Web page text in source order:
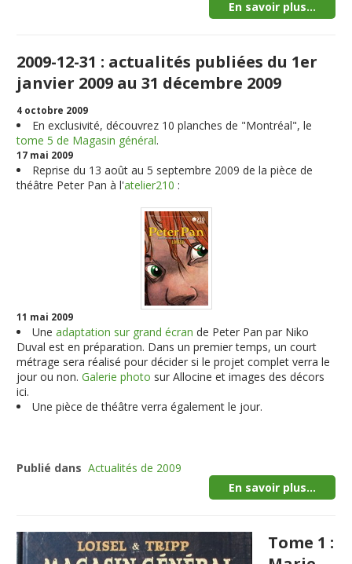
En savoir plus...
2009-12-31 : actualités publiées du 1er
janvier 2009 au 31 décembre 2009
4 octobre 2009
En exclusivité, découvrez 10 planches de "Montréal", le
tome 5 de Magasin général.
17 mai 2009
Reprise du 13 août au 5 septembre 2009 de la pièce de
théâtre Peter Pan à l'atelier210 :
11 mai 2009
Uneadaptation sur grand écran de Peter Pan par Niko
Duval est en préparation. Dans un premier temps, un court
métrage sera réalisé pour décider si le projet complet verra le
jour ou non.Galerie photo sur Allocine et images des décors
ici.
Une pièce de théâtre verra également le jour.
Publié dans Actualités de 2009
En savoir plus...
Tome 1 :